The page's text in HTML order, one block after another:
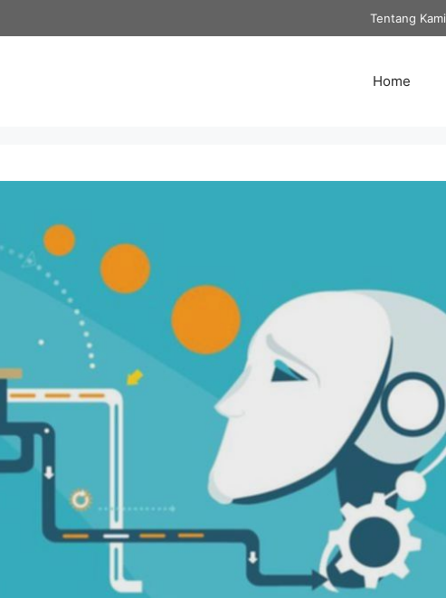
Tentang Kami
Home